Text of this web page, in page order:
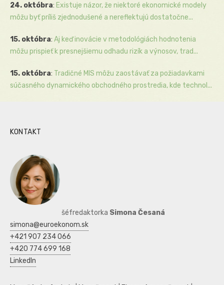
24. októbra: Existuje názor, že niektoré ekonomické modely
môžu byť príliš zjednodušené a nereflektujú dostatočne...
15. októbra: Aj keď inovácie v metodológiách hodnotenia
môžu prispieť k presnejšiemu odhadu rizík a výnosov, trad...
15. októbra: Tradičné MIS môžu zaostávať za požiadavkami
súčasného dynamického obchodného prostredia, kde technol...
KONTAKT
šéfredaktorka Simona Česaná
simona@euroekonom.sk
+421 907 234 066
+420 774 699 168
LinkedIn